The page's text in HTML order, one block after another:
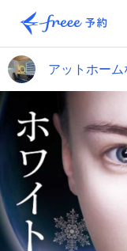
アットホー